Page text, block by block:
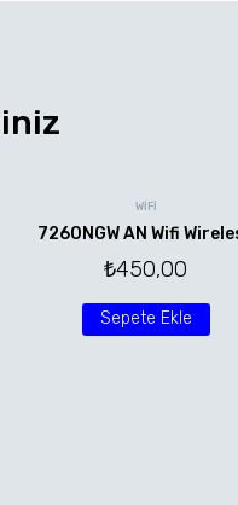
WİFİ
7260NGW AN Wifi
₺450,00
Sepete Ekle